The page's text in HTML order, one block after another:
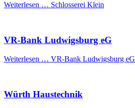
Weiterlesen … Schlosserei Klein
VR-Bank Ludwigsburg eG
Weiterlesen … VR-Bank Ludwigsburg eG
Würth Haustechnik